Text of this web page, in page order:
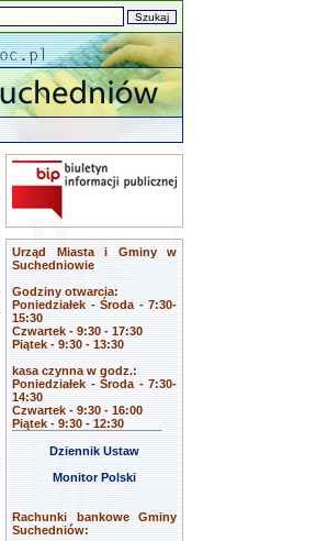
Urząd Miasta i Gminy w
Suchedniowie
Godziny otwarcia:
Poniedziałek - Środa - 7:30-
15:30
Czwartek - 9:30 - 17:30
Piątek - 9:30 - 13:30
kasa czynna w godz.:
Poniedziałek - Środa - 7:30-
14:30
Czwartek - 9:30 - 16:00
Piątek - 9:30 - 12:30
Dziennik Ustaw
Monitor Polski
Rachunki bankowe Gminy
Suchedniów: